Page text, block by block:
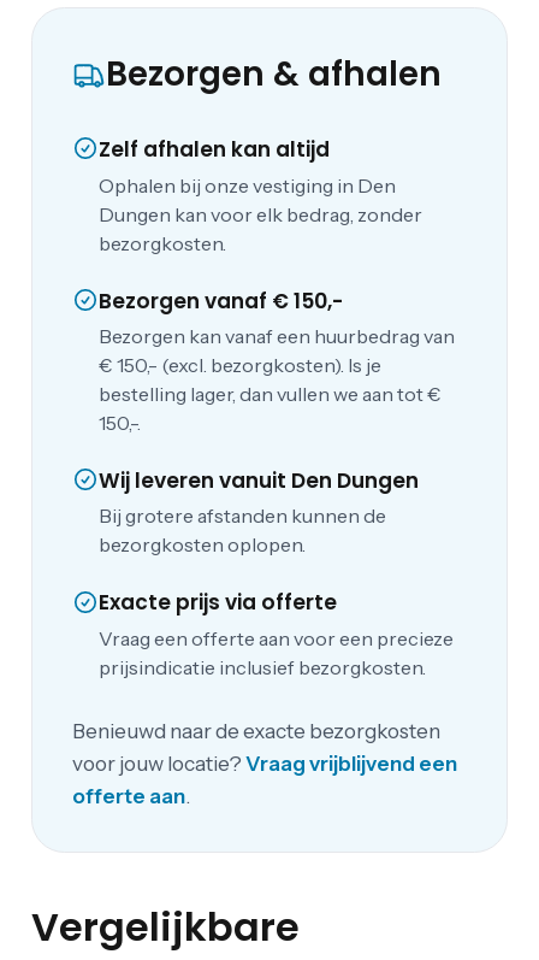
Bezorgen & afhalen
Zelf afhalen kan altijd
Ophalen bij onze vestiging in Den
Dungen kan voor elk bedrag, zonder
bezorgkosten.
Bezorgen vanaf € 150,-
Bezorgen kan vanaf een huurbedrag van
€ 150,- (excl. bezorgkosten). Is je
bestelling lager, dan vullen we aan tot €
150,-.
Wij leveren vanuit Den Dungen
Bij grotere afstanden kunnen de
bezorgkosten oplopen.
Exacte prijs via offerte
Vraag een offerte aan voor een precieze
prijsindicatie inclusief bezorgkosten.
Benieuwd naar de exacte bezorgkosten
voor jouw locatie?Vraag vrijblijvend een
offerte aan.
Vergelijkbare